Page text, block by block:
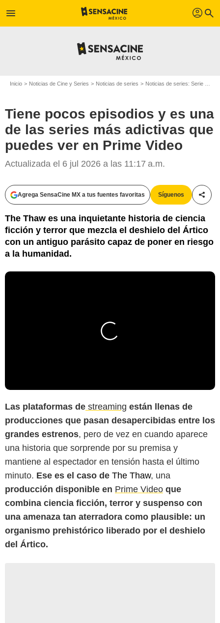
menu profil search
Inicio Noticias de Cine y Series Noticias de series Noticias de series: Serie de televisión
Tiene pocos episodios y es una
de las series más adictivas que
puedes ver en Prime Video
Actualizada el 6 jul 2026 a las 11:17 a.m.
Agrega SensaCine MX a tus fuentes favoritas Síguenos
The Thaw es una inquietante historia de ciencia
ficción y terror que mezcla el deshielo del Ártico
con un antiguo parásito capaz de poner en riesgo
a la humanidad.
Las plataformas de streaming están llenas de
producciones que pasan desapercibidas entre los
grandes estrenos, pero de vez en cuando aparece
una historia que sorprende por su premisa y
mantiene al espectador en tensión hasta el último
minuto. Ese es el caso de The Thaw, una
producción disponible en Prime Video que
combina ciencia ficción, terror y suspenso con
una amenaza tan aterradora como plausible: un
organismo prehistórico liberado por el deshielo
del Ártico.